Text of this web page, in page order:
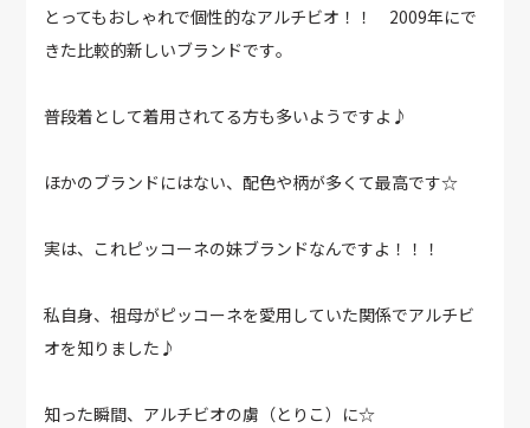
とってもおしゃれで個性的なアルチビオ！！ 2009年にで
きた比較的新しいブランドです｡
普段着として着用されてる方も多いようですよ♪
ほかのブランドにはない、配色や柄が多くて最高です☆
実は、これピッコーネの妹ブランドなんですよ！！！
私自身、祖母がピッコーネを愛用していた関係でアルチビ
オを知りました♪
知った瞬間、アルチビオの虜（とりこ）に☆